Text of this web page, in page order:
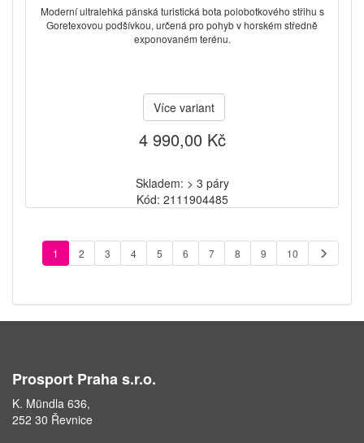
Moderní ultralehká pánská turistická bota polobotkového střihu s
Goretexovou podšívkou, určená pro pohyb v horském středně
exponovaném terénu.
Více variant
4 990,00 Kč
Skladem: > 3 páry
Kód: 2111904485
1 2 3 4 5 6 7 8 9 10
Prosport Praha s.r.o.
K. Mündla 636,
252 30 Řevnice